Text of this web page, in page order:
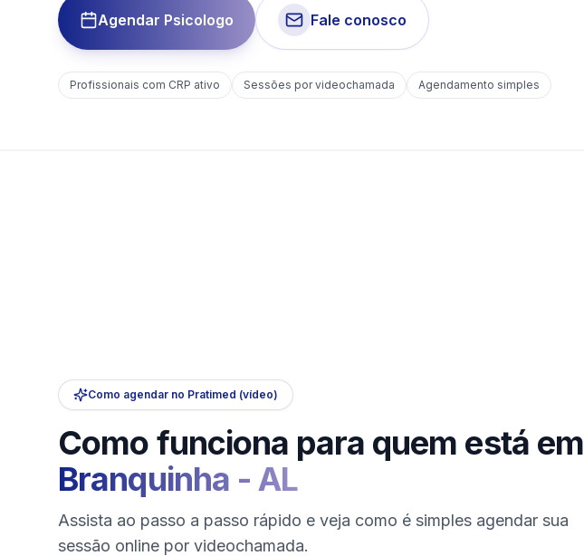
Agendar Psicologo Fale conosco
Profissionais com CRP ativo Sessões por videochamada Agendamento simples
Como agendar no Pratimed (vídeo)
Como funciona para quem está em
Branquinha - AL
Assista ao passo a passo rápido e veja como é simples agendar sua
sessão online por videochamada.